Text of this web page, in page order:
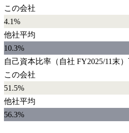
この会社
4.1%
他社平均
10.3%
自己資本比率 （自社 FY2025/11末）
この会社
51.5%
他社平均
56.3%